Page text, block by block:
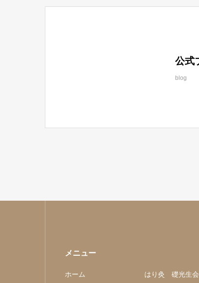
公式
blog
メニュー
ホーム はり灸 礎光生